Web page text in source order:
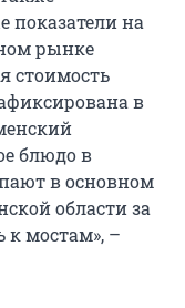
показатели на
рынке
стоимость
в
блюдо в
в основном
области за
к мостам», –